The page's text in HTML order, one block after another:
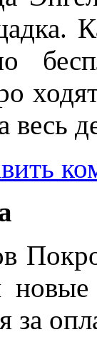
весь
за